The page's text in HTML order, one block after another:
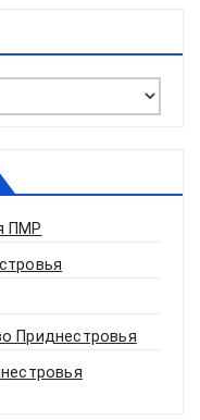
ПМР
Приднестровья